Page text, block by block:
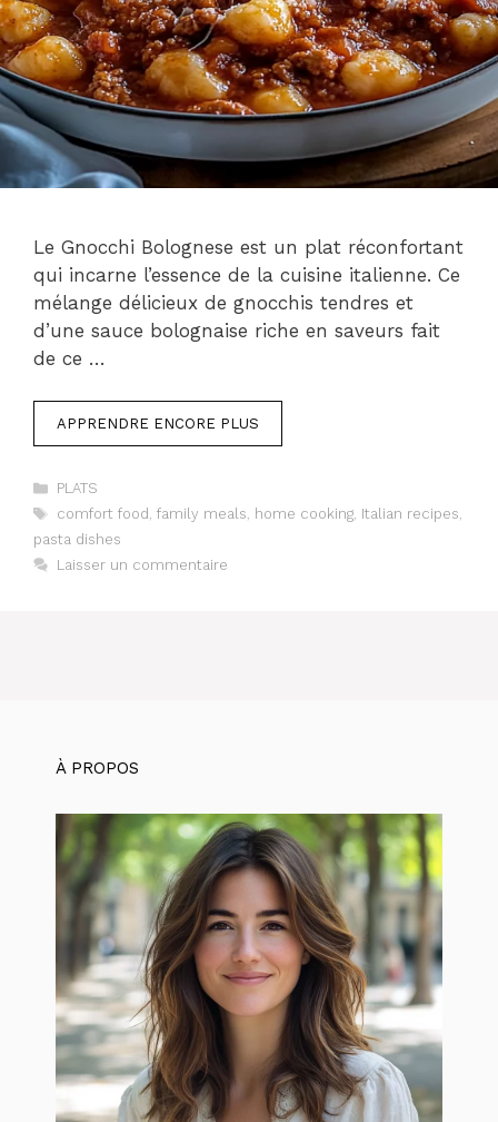
Le Gnocchi Bolognese est un plat réconfortant
qui incarne l’essence de la cuisine italienne. Ce
mélange délicieux de gnocchis tendres et
d’une sauce bolognaise riche en saveurs fait
de ce …
APPRENDRE ENCORE PLUS
Catégories
PLATS
Étiquettes
comfort food , family meals, home cooking, Italian recipes,
pasta dishes
Laisser un commentaire
À PROPOS